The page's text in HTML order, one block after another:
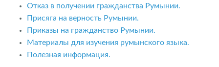
Отказ в получении гражданства Румынии.
Присяга на верность Румынии.
Приказы на гражданство Румынии.
Материалы для изучения румынского языка.
Полезная информация.